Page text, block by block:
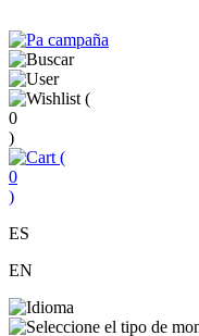
(
0
)
(
0
)
ES
EN